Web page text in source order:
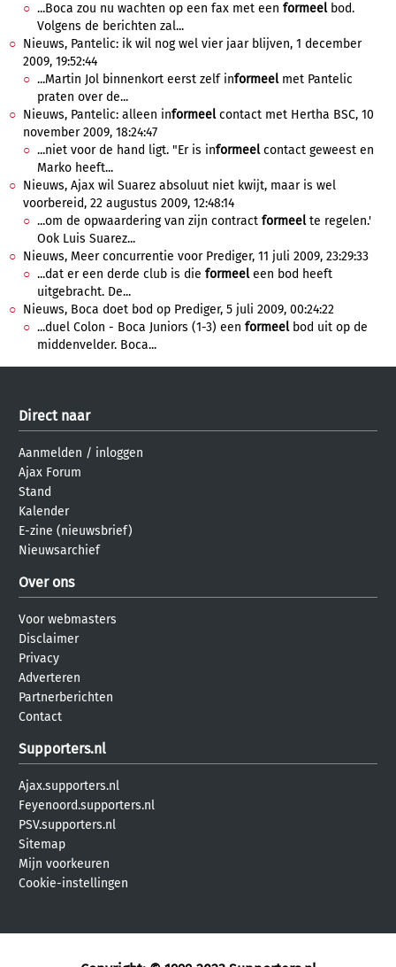
...Boca zou nu wachten op een fax met een formeelbod.
Volgens de berichten zal...
Nieuws, Pantelic: ik wil nog wel vier jaar blijven, 1 december
2009, 19:52:44
...Martin Jol binnenkort eerst zelf informeelmet Pantelic
praten over de...
Nieuws, Pantelic: alleen informeelcontact met Hertha BSC, 10
november 2009, 18:24:47
...niet voor de hand ligt. "Er is informeelcontact geweest en
Marko heeft...
Nieuws, Ajax wil Suarez absoluut niet kwijt, maar is wel
voorbereid, 22 augustus 2009, 12:48:14
...om de opwaardering van zijn contract formeelte regelen.'
Ook Luis Suarez...
Nieuws, Meer concurrentie voor Prediger, 11 juli 2009, 23:29:33
...dat er een derde club is die formeeleen bod heeft
uitgebracht. De...
Nieuws, Boca doet bod op Prediger, 5 juli 2009, 00:24:22
...duel Colon - Boca Juniors (1-3) een formeelbod uit op de
middenvelder. Boca...
Direct naar
Aanmelden / inloggen
Ajax Forum
Stand
Kalender
E-zine (nieuwsbrief)
Nieuwsarchief
Over ons
Voor webmasters
Disclaimer
Privacy
Adverteren
Partnerberichten
Contact
Supporters.nl
Ajax.supporters.nl
Feyenoord.supporters.nl
PSV.supporters.nl
Sitemap
Mijn voorkeuren
Cookie-instellingen